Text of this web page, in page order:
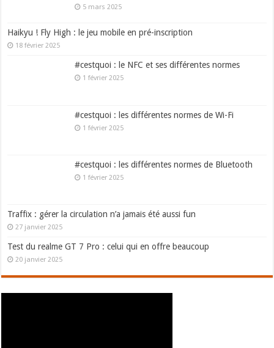
5 mars 2025
Haikyu ! Fly High : le jeu mobile en pré-inscription
18 février 2025
#cestquoi : le NFC et ses différentes normes
1 février 2025
#cestquoi : les différentes normes de Wi-Fi
1 février 2025
#cestquoi : les différentes normes de Bluetooth
1 février 2025
Traffix : gérer la circulation n’a jamais été aussi fun
27 janvier 2025
Test du realme GT 7 Pro : celui qui en offre beaucoup
20 janvier 2025